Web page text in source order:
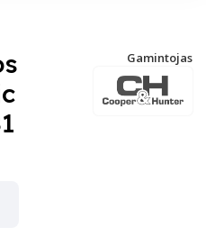
Gamintojas